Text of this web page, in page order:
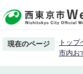
の
ー現在のページ トップ
市内お